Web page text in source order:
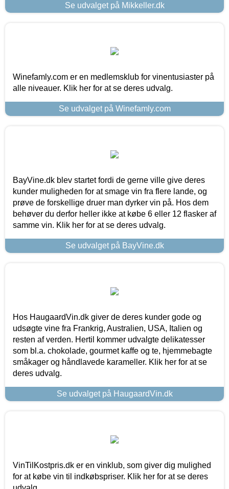
Se udvalget på Mikkeller.dk
Winefamly.com er en medlemsklub for vinentusiaster på
alle niveauer. Klik her for at se deres udvalg.
Se udvalget på Winefamly.com
BayVine.dk blev startet fordi de gerne ville give deres
kunder muligheden for at smage vin fra flere lande, og
prøve de forskellige druer man dyrker vin på. Hos dem
behøver du derfor heller ikke at købe 6 eller 12 flasker af
samme vin. Klik her for at se deres udvalg.
Se udvalget på BayVine.dk
Hos HaugaardVin.dk giver de deres kunder gode og
udsøgte vine fra Frankrig, Australien, USA, Italien og
resten af verden. Hertil kommer udvalgte delikatesser
som bl.a. chokolade, gourmet kaffe og te, hjemmebagte
småkager og håndlavede karameller. Klik her for at se
deres udvalg.
Se udvalget på HaugaardVin.dk
VinTilKostpris.dk er en vinklub, som giver dig mulighed
for at købe vin til indkøbspriser. Klik her for at se deres